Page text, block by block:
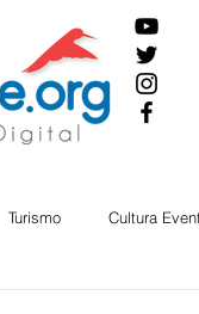
Turismo Cultura